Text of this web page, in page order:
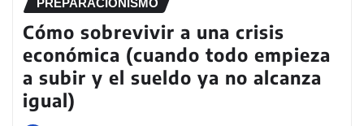
Cómo sobrevivir a una crisis
económica (cuando todo empieza
a subir y el sueldo ya no alcanza
igual)